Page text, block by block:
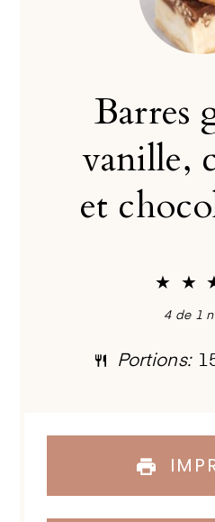
Barres
vanille,
et
★ ★
4de 1
Portions: